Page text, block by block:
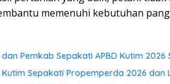
memenuhi kebutuhan
Pemkab Sepakati APBD Kutim 2026
Kutim Sepakati Propemperda 2026 dan